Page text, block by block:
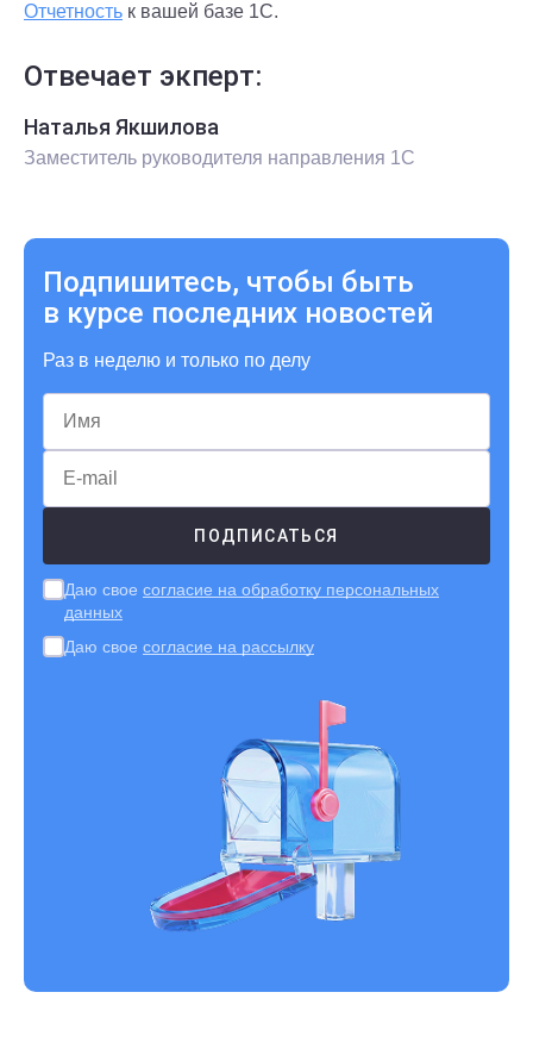
Отчетность к вашей базе 1С.
Отвечает экперт:
Наталья Якшилова
Заместитель руководителя направления 1С
Подпишитесь, чтобы быть
в курсе последних новостей
Раз в неделю и только по делу
Даю свое согласие на обработку персональных
данных
Даю свое согласие на рассылку